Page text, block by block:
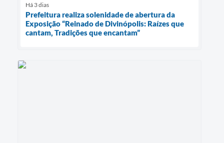
Há 3 dias
Prefeitura realiza solenidade de abertura da
Exposição “Reinado de Divinópolis: Raízes que
cantam, Tradições que encantam”